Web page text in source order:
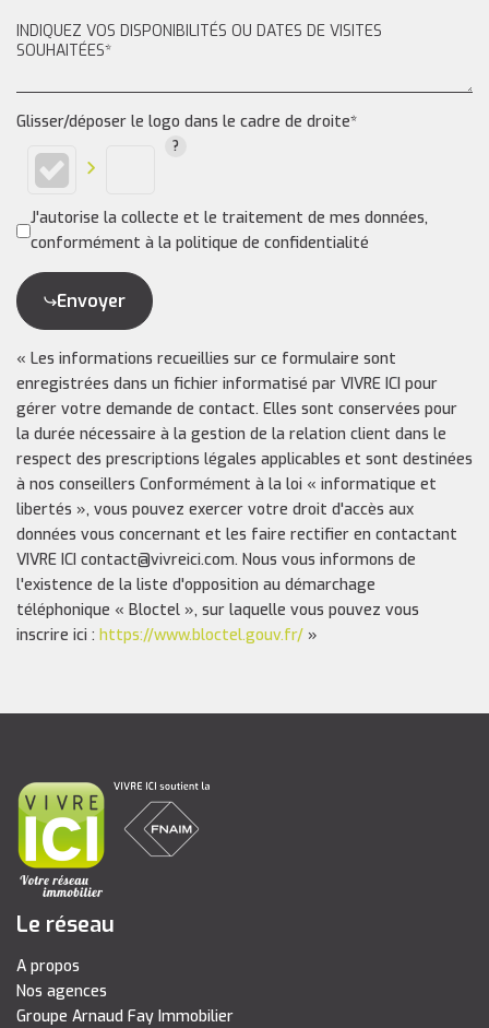
Glisser/déposer le logo dans le cadre de droite*
J'autorise la collecte et le traitement de mes données,
conformément à la politique de confidentialité
Envoyer
« Les informations recueillies sur ce formulaire sont
enregistrées dans un fichier informatisé par VIVRE ICI pour
gérer votre demande de contact. Elles sont conservées pour
la durée nécessaire à la gestion de la relation client dans le
respect des prescriptions légales applicables et sont destinées
à nos conseillers Conformément à la loi « informatique et
libertés », vous pouvez exercer votre droit d'accès aux
données vous concernant et les faire rectifier en contactant
VIVRE ICI contact@vivreici.com. Nous vous informons de
l'existence de la liste d'opposition au démarchage
téléphonique « Bloctel », sur laquelle vous pouvez vous
inscrire ici : https://www.bloctel.gouv.fr/ »
Le réseau
A propos
Nos agences
Groupe Arnaud Fay Immobilier